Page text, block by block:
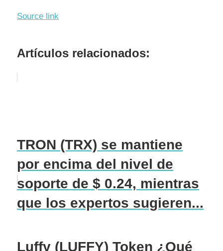
Source link
Artículos relacionados:
TRON (TRX) se mantiene
por encima del nivel de
soporte de $ 0.24, mientras
que los expertos sugieren...
Luffy (LUFFY) Token ¿Qué